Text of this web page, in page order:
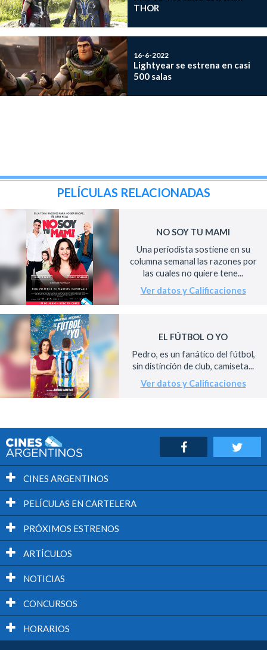
THOR
16-6-2022
Lightyear se estrena en casi
500 salas
PELÍCULAS RELACIONADAS
NO SOY TU MAMI
Una periodista sostiene en su
columna semanal las razones por
las cuales no quiere tene...
Ver datos y Calificaciones
EL FÚTBOL O YO
Pedro, es un fanático del fútbol,
sin distinción de club, camiseta...
Ver datos y Calificaciones
CINES ARGENTINOS
PELÍCULAS EN CARTELERA
PRÓXIMOS ESTRENOS
ARTÍCULOS
NOTICIAS
CONCURSOS
HORARIOS